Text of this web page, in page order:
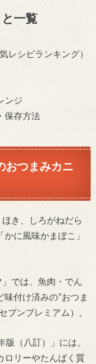
一覧
レシピランキング）
ンジ
保存方法
おつまみカニ
き、しろがねだら
に風味かまぼこ」
では、魚肉・でん
付け済みの“おつま
ブンプレミアム）。
（八訂）」には、
ロリーやたんぱく質